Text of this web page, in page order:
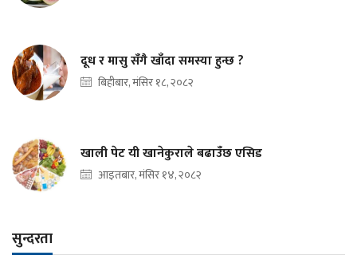
दूध र मासु सँगै खाँदा समस्या हुन्छ ?
बिहीबार, मंसिर १८, २०८२
खाली पेट यी खानेकुराले बढाउँछ एसिड
आइतबार, मंसिर १४, २०८२
सुन्दरता